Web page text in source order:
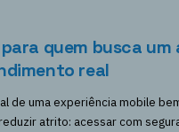
quem busca um
real
de uma experiência mobile
atrito: acessar com